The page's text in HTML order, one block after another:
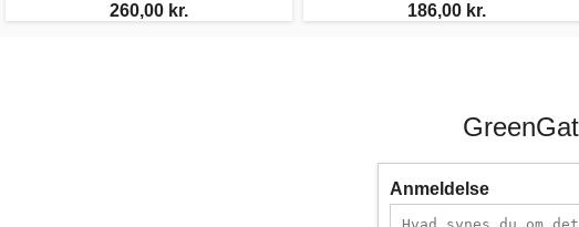
260,00 kr. 186,00 kr.
Anmeldelse